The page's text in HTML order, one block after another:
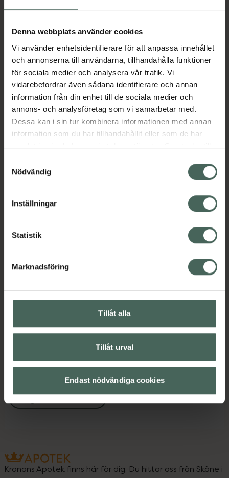
Denna webbplats använder cookies
Vi använder enhetsidentifierare för att anpassa innehållet
och annonserna till användarna, tillhandahålla funktioner
för sociala medier och analysera vår trafik. Vi
vidarebefordrar även sådana identifierare och annan
information från din enhet till de sociala medier och
annons- och analysföretag som vi samarbetar med.
Dessa kan i sin tur kombinera informationen med annan
information som du har tillhandahållit eller som de har
samlat in när du har använt deras tjänster. Samtycke till
återkalla ditt samtycke via webbplatsens
cookieinställningar. Ett återkallat samtycke påverkar inte
lagligheten av behandling som skett innan återkallelsen.
Nödvändig
Inställningar
Statistik
Marknadsföring
Tillåt alla
Tillåt urval
Endast nödvändiga cookies
naturlig matt finish
minskar svullnad runt ögonen med hjälp av
plantextrakt som stimulerar kollagen- och
elastinproduktion.
CRUELTY FREE, CLINICALLY
TESTED,FRAGRANCE FREE,VEGAN-
FRIENDLY
Jämförpris
17,90 kr / ml
EAN:07317851244532
Kategorier:
Basmakeup
Upptäck flera produkter inom
Veganska produkter
Kronans Apotek finns här för dig. Du hittar oss från Skåne i